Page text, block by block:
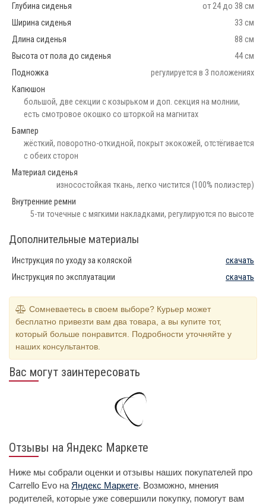
Глубина сиденья
от 24 до 38 см
Ширина сиденья
33 см
Длина сиденья
88 см
Высота от пола до сиденья
44 см
Подножка
регулируется в 3 положениях
Капюшон
большой, две секции с козырьком и доп. секция на молнии,
есть смотровое окошко со шторкой на магнитах
Бампер
жёсткий, поворотно-откидной, покрыт экокожей, отстёгивается
с обеих сторон
Материал сиденья
износостойкая ткань, легко чистится (100% полиэстер)
Внутренние ремни
5-ти точечные с мягкими накладками, регулируются по высоте
Дополнительные материалы
Инструкция по уходу за коляской
скачать
Инструкция по эксплуатации
скачать
Сомневаетесь в своем выборе? Курьер может
бесплатно привезти вам два товара, а вы купите тот,
который больше понравится. Подробности уточняйте у
наших консультантов.
Вас могут заинтересовать
Отзывы на Яндекс Маркете
Ниже мы собрали оценки и отзывы наших покупателей про
Carrello Evo на Яндекс Маркете. Возможно, мнения
родителей, которые уже совершили покупку, помогут вам